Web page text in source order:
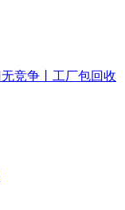
竞争丨工厂包回收